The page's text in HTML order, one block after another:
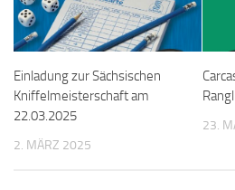
Einladung zur Sächsischen
Kniffelmeisterschaft am
22.03.2025
2. MÄRZ 2025
23.